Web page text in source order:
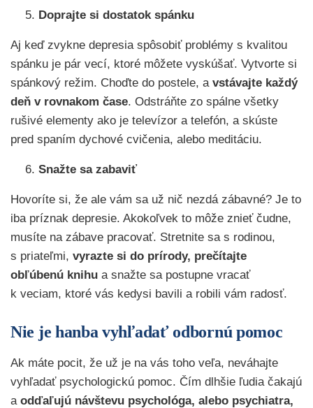
Doprajte si dostatok spánku
Aj keď zvykne depresia spôsobiť problémy s kvalitou
spánku je pár vecí, ktoré môžete vyskúšať. Vytvorte si
spánkový režim. Choďte do postele, a vstávajte každý
deň v rovnakom čase. Odstráňte zo spálne všetky
rušivé elementy ako je televízor a telefón, a skúste
pred spaním dychové cvičenia, alebo meditáciu.
Snažte sa zabaviť
Hovoríte si, že ale vám sa už nič nezdá zábavné? Je to
iba príznak depresie. Akokoľvek to môže znieť čudne,
musíte na zábave pracovať. Stretnite sa s rodinou,
s priateľmi, vyrazte si do prírody, prečítajte
obľúbenú knihu a snažte sa postupne vracať
k veciam, ktoré vás kedysi bavili a robili vám radosť.
Nie je hanba vyhľadať odbornú pomoc
Ak máte pocit, že už je na vás toho veľa, neváhajte
vyhľadať psychologickú pomoc. Čím dlhšie ľudia čakajú
a odďaľujú návštevu psychológa, alebo psychiatra,